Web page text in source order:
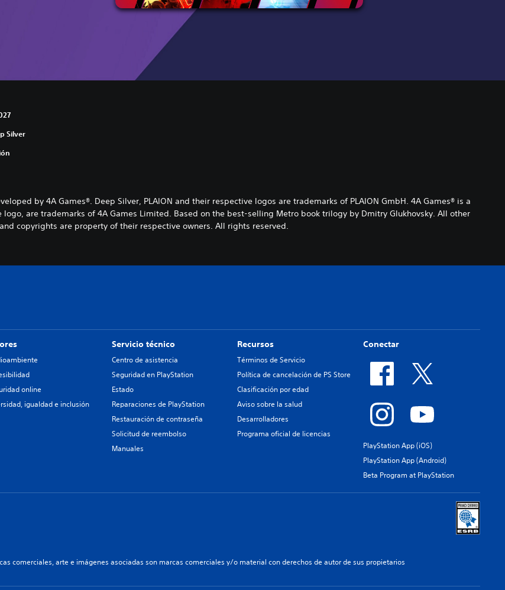
Silver
by 4A Games®. Deep Silver, PLAION and their respective logos are trademarks of PLAION GmbH. 4A Games® is a
are trademarks of 4A Games Limited. Based on the best-selling Metro book trilogy by Dmitry Glukhovsky. All other
copyrights are property of their respective owners. All rights reserved.
online
igualdad e inclusión
Servicio técnico
Centro de asistencia
Seguridad en PlayStation
Estado
Reparaciones de PlayStation
Restauración de contraseña
Solicitud de reembolso
Manuales
Recursos
Términos de Servicio
Política de cancelación de PS Store
Clasificación por edad
Aviso sobre la salud
Desarrolladores
Programa oficial de licencias
Conectar
PlayStation App (iOS)
PlayStation App (Android)
Beta Program at PlayStation
comerciales, arte e imágenes asociadas son marcas comerciales y/o material con derechos de autor de sus propietarios